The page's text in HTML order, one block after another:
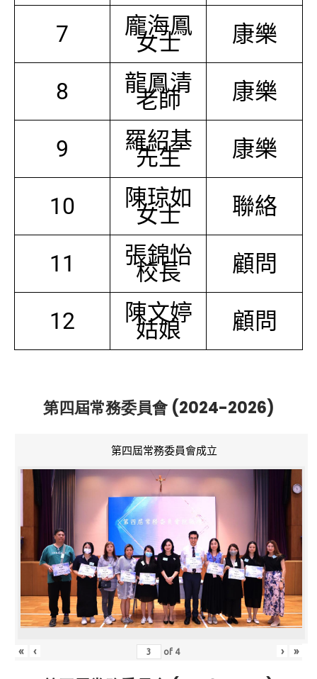
7 龐海鳳
女士 康樂
8 龍鳳清
老師 康樂
9 羅紹基
先生 康樂
10 陳琼如
女士 聯絡
11 張錦怡
校長 顧問
12 陳文婷
姑娘 顧問
第四屆常務委員會 (2024-2026)
第四屆常務委員會成立
« ‹ of 4 › »